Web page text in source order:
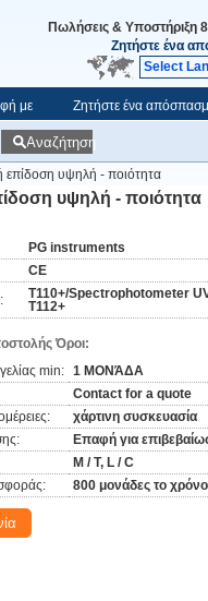
Πωλήσεις & Υποστήριξη
Ζητήστε ένα
Select
με Ζητήστε ένα
Αναζήτηση
υψηλή - ποιότητα
υψηλή - ποιότητα
PG instruments
CE
T110+/Spectrophotometer
T112+
Όροι:
min: 1 ΜΟΝΆΔΑ
Contact for a quote
χάρτινη συσκευασία
Επαφή για
Μ / Τ, L / C
800 μονάδες το χρόνο